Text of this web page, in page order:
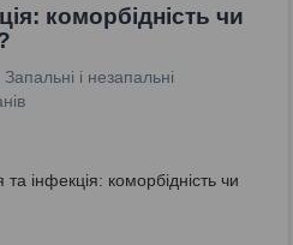
коморбідність чи
і незапальні
інфекція: коморбідність чи